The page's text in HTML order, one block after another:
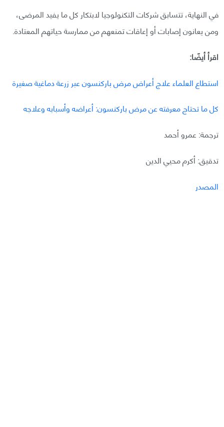
في النهاية، تتسابق شركات التكنولوجيا لابتكار كل ما يفيد المرضى،
ومن يعانون إصابات أو إعاقات تمنعهم من ممارسة حياتهم المعتادة.
اقرأ أيضًا:
استطاع العلماء علاج أعراض مرض باركنسون عبر زرعة دماغية صغيرة
كل ما تحتاج معرفته عن مرض باركنسون: أعراضه وأسبابه وعلاجه
ترجمة: عمرو أحمد
تدقيق: أكرم محيي الدين
المصدر